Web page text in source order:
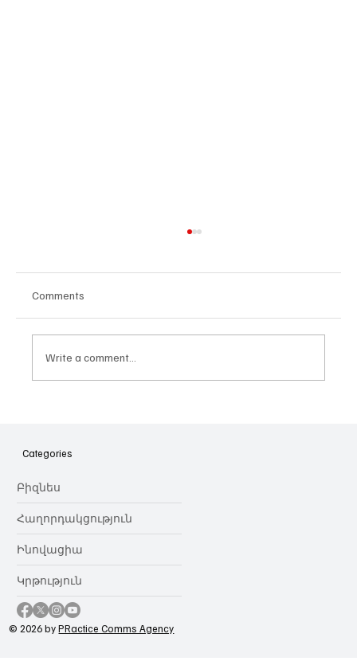
Comments
Write a comment...
Categories
Բիզնես
Հաղորդակցություն
Ինովացիա
Կրթություն
© 2026 byPRactice Comms Agency